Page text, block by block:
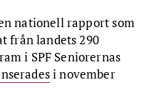
nationell rapport som
från landets 290
i SPF Seniorernas
i november